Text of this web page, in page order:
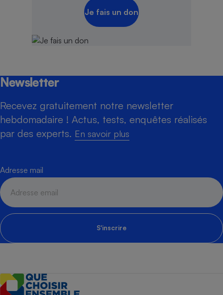
Je fais un don
Newsletter
Recevez gratuitement notre newsletter
hebdomadaire ! Actus, tests, enquêtes réalisés
par des experts. En savoir plus
Adresse mail
S'inscrire